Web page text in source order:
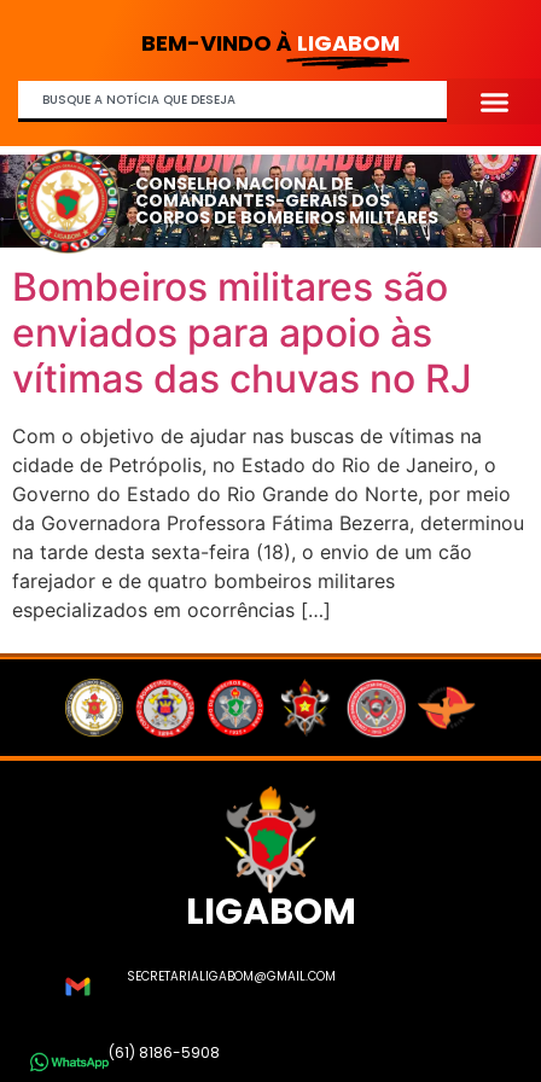
BEM-VINDO À LIGABOM
CONSELHO NACIONAL DE
COMANDANTES-GERAIS DOS
CORPOS DE BOMBEIROS MILITARES
Bombeiros militares são
enviados para apoio às
vítimas das chuvas no RJ
Com o objetivo de ajudar nas buscas de vítimas na
cidade de Petrópolis, no Estado do Rio de Janeiro, o
Governo do Estado do Rio Grande do Norte, por meio
da Governadora Professora Fátima Bezerra, determinou
na tarde desta sexta-feira (18), o envio de um cão
farejador e de quatro bombeiros militares
especializados em ocorrências […]
LIGABOM
SECRETARIALIGABOM@GMAIL.COM
(61) 8186-5908